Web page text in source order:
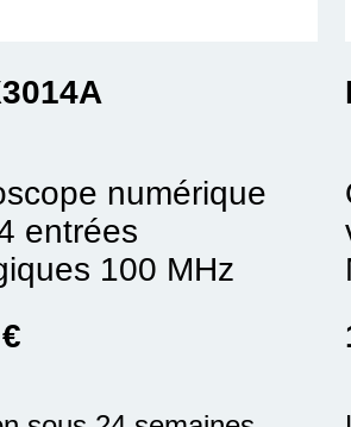
numérique
entrées
100 MHz